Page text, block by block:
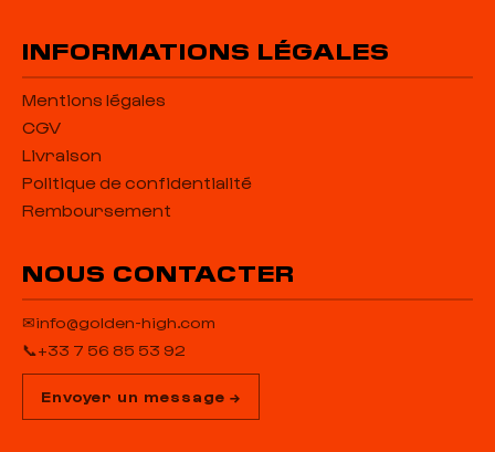
INFORMATIONS LÉGALES
Mentions légales
CGV
Livraison
Politique de confidentialité
Remboursement
NOUS CONTACTER
✉info@golden-high.com
📞+33 7 56 85 53 92
Envoyer un message →